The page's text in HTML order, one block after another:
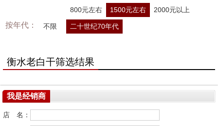
800元左右
1500元左右 2000元以上
按年代： 不限 二十世纪70年代
衡水老白干筛选结果
我是经销商
店 名：